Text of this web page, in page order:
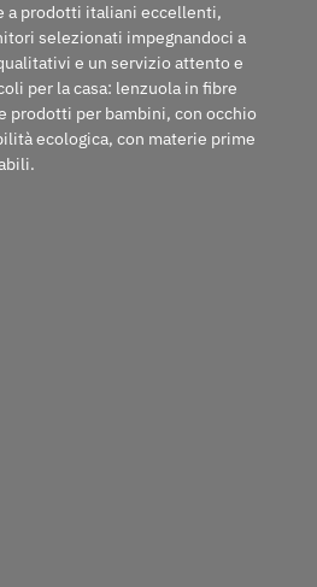
a prodotti italiani eccellenti,
selezionati impegnandoci a
e un servizio attento e
per la casa: lenzuola in fibre
prodotti per bambini, con occhio
ecologica, con materie prime